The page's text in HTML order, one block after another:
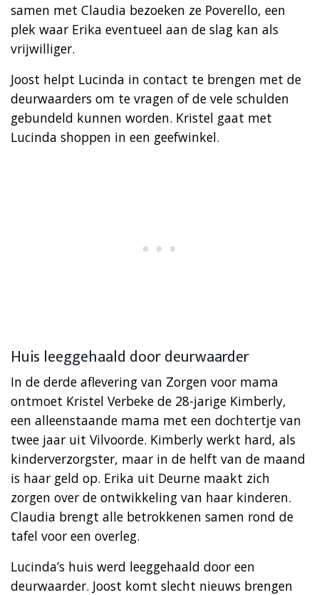
samen met Claudia bezoeken ze Poverello, een
plek waar Erika eventueel aan de slag kan als
vrijwilliger.
Joost helpt Lucinda in contact te brengen met de
deurwaarders om te vragen of de vele schulden
gebundeld kunnen worden. Kristel gaat met
Lucinda shoppen in een geefwinkel.
Huis leeggehaald door deurwaarder
In de derde aflevering van Zorgen voor mama
ontmoet Kristel Verbeke de 28-jarige Kimberly,
een alleenstaande mama met een dochtertje van
twee jaar uit Vilvoorde. Kimberly werkt hard, als
kinderverzorgster, maar in de helft van de maand
is haar geld op. Erika uit Deurne maakt zich
zorgen over de ontwikkeling van haar kinderen.
Claudia brengt alle betrokkenen samen rond de
tafel voor een overleg.
Lucinda’s huis werd leeggehaald door een
deurwaarder. Joost komt slecht nieuws brengen